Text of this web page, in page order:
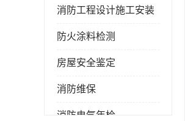
消防工程设计施工安装
防火涂料检测
房屋安全鉴定
消防维保
消防电气年检